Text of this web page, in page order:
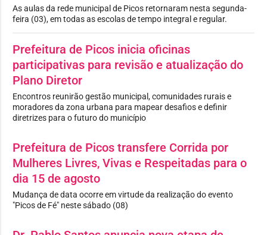
As aulas da rede municipal de Picos retornaram nesta segunda-
feira (03), em todas as escolas de tempo integral e regular.
Prefeitura de Picos inicia oficinas
participativas para revisão e atualização do
Plano Diretor
Encontros reunirão gestão municipal, comunidades rurais e
moradores da zona urbana para mapear desafios e definir
diretrizes para o futuro do município
Prefeitura de Picos transfere Corrida por
Mulheres Livres, Vivas e Respeitadas para o
dia 15 de agosto
Mudança de data ocorre em virtude da realização do evento
"Picos de Fé" neste sábado (08)